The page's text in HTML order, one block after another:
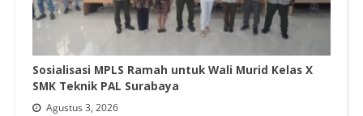
Sosialisasi MPLS Ramah untuk Wali Murid Kelas X
SMK Teknik PAL Surabaya
Agustus 3, 2026